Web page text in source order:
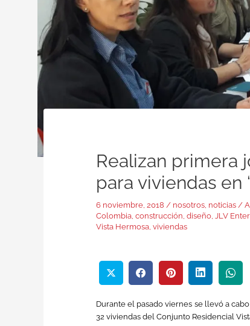
Realizan primera
para viviendas en
6 noviembre, 2018 / nosotros, noticias/
Colombia, construcción, diseño, JLV
Vista Hermosa, viviendas
Durante el pasado viernes se llevó a
32 viviendas del Conjunto Residencial